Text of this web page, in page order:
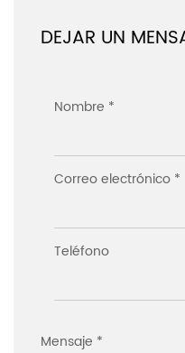
DEJAR UN
Nombre *
Correo electrónico *
Teléfono
Mensaje *